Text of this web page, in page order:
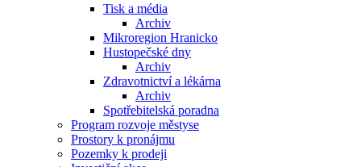
Tisk a média
Archiv
Mikroregion Hranicko
Hustopečské dny
Archiv
Zdravotnictví a lékárna
Archiv
Spotřebitelská poradna
Program rozvoje městyse
Prostory k pronájmu
Pozemky k prodeji